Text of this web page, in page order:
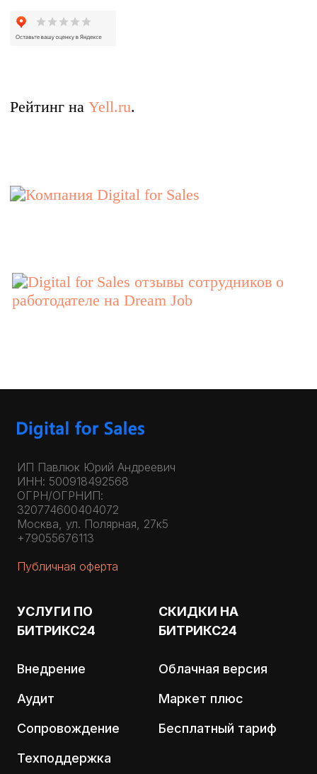
ИП Павлюк Юрий Андреевич
ИНН: 500918492568
ОГРН/ОГРНИП:
320774600404072
Москва, ул. Полярная, 27к5
+79055676113
Публичная оферта
УСЛУГИ ПО
БИТРИКС24
Внедрение
Аудит
Сопровождение
Техподдержка
СКИДКИ НА
БИТРИКС24
Облачная версия
Маркет плюс
Бесплатный тариф